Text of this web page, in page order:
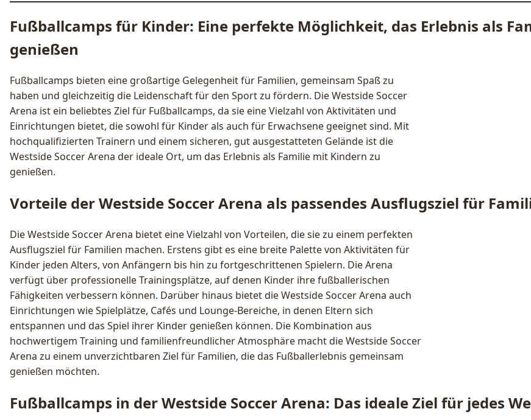
Fußballcamps für Kinder: Eine perfekte Möglichkeit, das Erlebnis als
genießen
Fußballcamps bieten eine großartige Gelegenheit für Familien, gemeinsam Spaß zu
haben und gleichzeitig die Leidenschaft für den Sport zu fördern. Die Westside Soccer
Arena ist ein beliebtes Ziel für Fußballcamps, da sie eine Vielzahl von Aktivitäten und
Einrichtungen bietet, die sowohl für Kinder als auch für Erwachsene geeignet sind. Mit
hochqualifizierten Trainern und einem sicheren, gut ausgestatteten Gelände ist die
Westside Soccer Arena der ideale Ort, um das Erlebnis als Familie mit Kindern zu
genießen.
Vorteile der Westside Soccer Arena als passendes Ausflugsziel für
Die Westside Soccer Arena bietet eine Vielzahl von Vorteilen, die sie zu einem perfekten
Ausflugsziel für Familien machen. Erstens gibt es eine breite Palette von Aktivitäten für
Kinder jeden Alters, von Anfängern bis hin zu fortgeschrittenen Spielern. Die Arena
verfügt über professionelle Trainingsplätze, auf denen Kinder ihre fußballerischen
Fähigkeiten verbessern können. Darüber hinaus bietet die Westside Soccer Arena auch
Einrichtungen wie Spielplätze, Cafés und Lounge-Bereiche, in denen Eltern sich
entspannen und das Spiel ihrer Kinder genießen können. Die Kombination aus
hochwertigem Training und familienfreundlicher Atmosphäre macht die Westside Soccer
Arena zu einem unverzichtbaren Ziel für Familien, die das Fußballerlebnis gemeinsam
genießen möchten.
Fußballcamps in der Westside Soccer Arena: Das ideale Ziel für jedes